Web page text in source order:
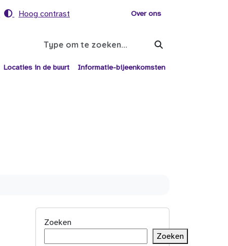
Hoog contrast Over ons
Search
Locaties in de buurt Informatie-bijeenkomsten
Zoeken
Zoeken